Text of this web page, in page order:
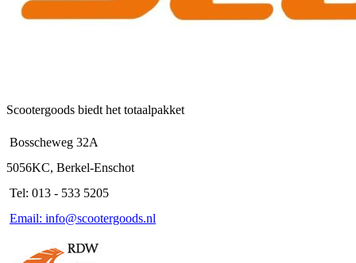
Scootergoods biedt het totaalpakket
Bosscheweg 32A
5056KC, Berkel-Enschot
Tel: 013 - 533 5205
Email: info@scootergoods.nl